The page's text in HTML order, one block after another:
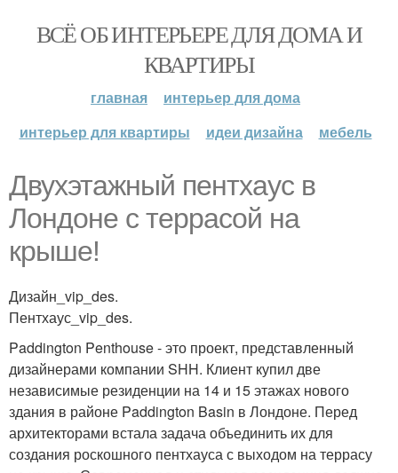
ВСЁ ОБ ИНТЕРЬЕРЕ ДЛЯ ДОМА И
КВАРТИРЫ
главная
интерьер для дома
интерьер для квартиры
идеи дизайна мебель
Двухэтажный пентхаус в
Лондоне с террасой на
крыше!
Дизайн_vip_des.
Пентхаус_vip_des.
Paddington Penthouse - это проект, представленный
дизайнерами компании SHH. Клиент купил две
независимые резиденции на 14 и 15 этажах нового
здания в районе Paddington Basin в Лондоне. Перед
архитекторами встала задача объединить их для
создания роскошного пентхауса с выходом на террасу